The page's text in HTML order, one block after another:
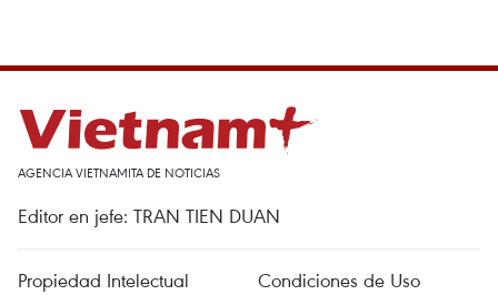
AGENCIA VIETNAMITA DE NOTICIAS
Editor en jefe: TRAN TIEN DUAN
Propiedad Intelectual
Condiciones de Uso